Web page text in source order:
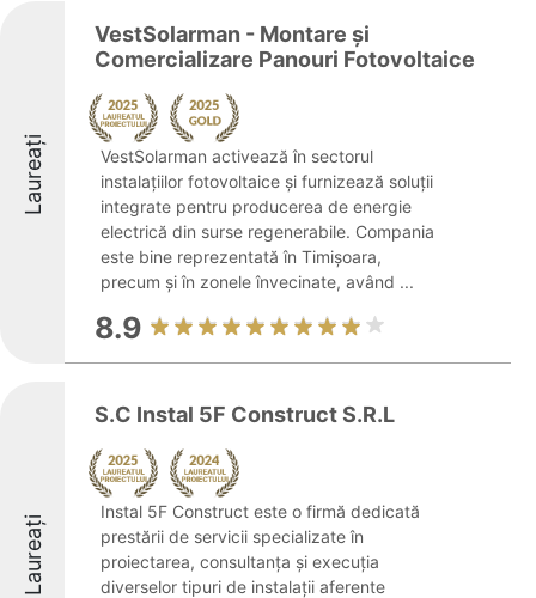
Laureați
VestSolarman - Montare și
Comercializare Panouri Fotovoltaice
VestSolarman activează în sectorul
instalațiilor fotovoltaice și furnizează soluții
integrate pentru producerea de energie
electrică din surse regenerabile. Compania
este bine reprezentată în Timișoara,
precum și în zonele învecinate, având ...
8.9
Laureați
S.C Instal 5F Construct S.R.L
Instal 5F Construct este o firmă dedicată
prestării de servicii specializate în
proiectarea, consultanța și execuția
diverselor tipuri de instalații aferente